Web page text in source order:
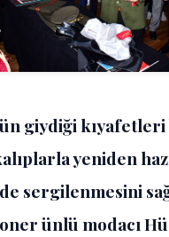
giydiği
yeniden
sergilenmesini
ünlü modacı